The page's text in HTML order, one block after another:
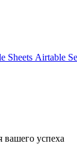
Sheets Airtable
вашего успеха